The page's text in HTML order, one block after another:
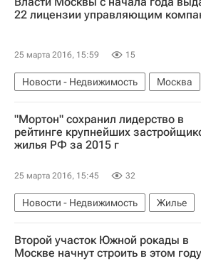
Московская область (Подмосковье)
22 лицензии управляющим
25 марта 2016, 15:59 15
Новости - Недвижимость
Москва
Управляющие компании
Жилье
Инфраструктура Россия
"Мортон" сохранил лидерство в
рейтинге крупнейших
жилья РФ за 2015 г
25 марта 2016, 15:45 32
Новости - Недвижимость
Жилье
Строительство
Россия
Второй участок Южной рокады в
Москве начнут строить в этом году